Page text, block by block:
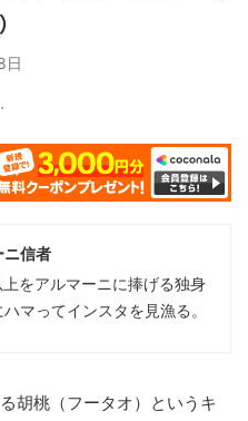
日
ニ信者
をアルマーニに捧げる独身
マってインスタを見漁る。
胡桃（フータオ）というキ